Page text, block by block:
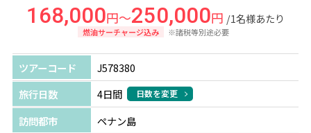
168,000円～250,000円 /1名様あたり
燃油サーチャージ込み ※諸税等別途必要
ツアーコード
J578380
旅行日数
4日間 日数を変更
訪問都市
ペナン島